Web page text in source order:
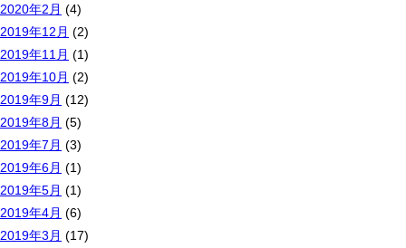
2020年2月 (4)
2019年12月 (2)
2019年11月 (1)
2019年10月 (2)
2019年9月 (12)
2019年8月 (5)
2019年7月 (3)
2019年6月 (1)
2019年5月 (1)
2019年4月 (6)
2019年3月 (17)